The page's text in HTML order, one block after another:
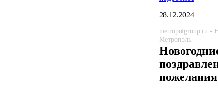
28.12.2024
metropolgroup.ru -
Метрополь
пожелания